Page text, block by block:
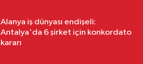
Alanya iş dünyası endişeli:
Antalya'da 6 şirket için konkordato
kararı